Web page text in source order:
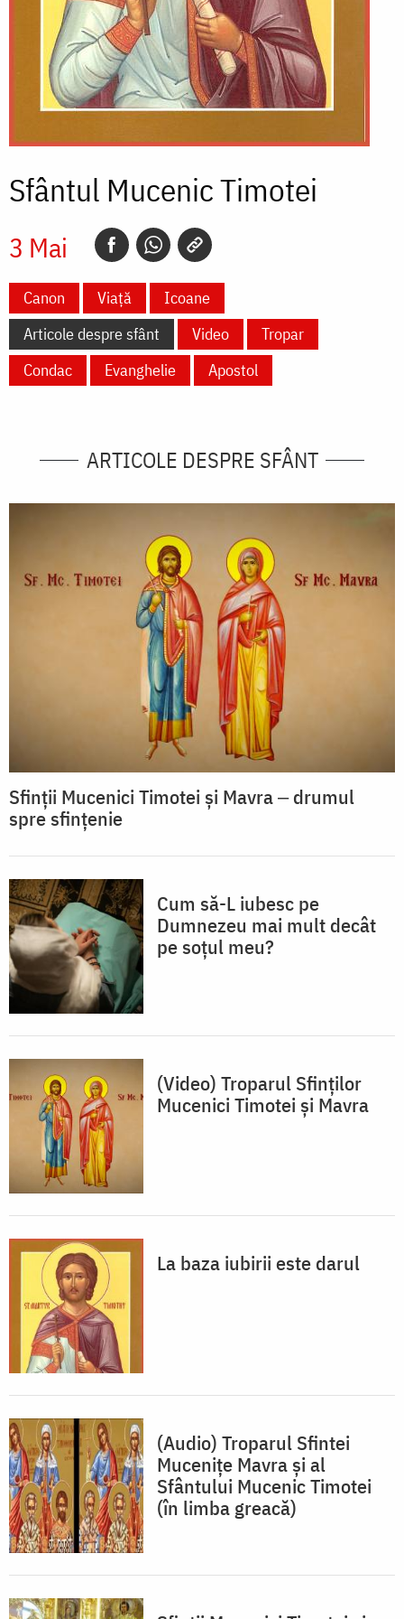
Sfântul Mucenic Timotei
3 Mai
Canon Viață
Icoane
Articole despre sfânt
Video
Tropar
Condac
Evanghelie Apostol
ARTICOLE DESPRE SFÂNT
Sfinții Mucenici Timotei și Mavra ‒ drumul
spre sfințenie
Cum să-L iubesc pe
Dumnezeu mai mult decât
pe soțul meu?
(Video) Troparul Sfinților
Mucenici Timotei și Mavra
La baza iubirii este darul
(Audio) Troparul Sfintei
Muceniţe Mavra și al
Sfântului Mucenic Timotei
(în limba greacă)